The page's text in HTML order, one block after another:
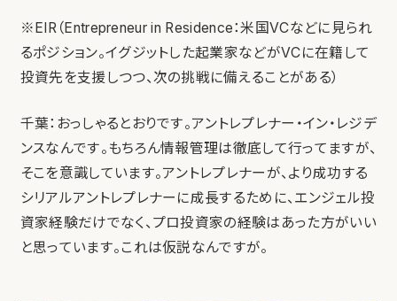
※EIR（Entrepreneur in Residence：米国VCなどに見られ
るポジション。イグジットした起業家などがVCに在籍して
投資先を支援しつつ、次の挑戦に備えることがある）
千葉：おっしゃるとおりです。アントレプレナー・イン・レジデ
ンスなんです。もちろん情報管理は徹底して行ってますが、
そこを意識しています。アントレプレナーが、より成功する
シリアルアントレプレナーに成長するために、エンジェル投
資家経験だけでなく、プロ投資家の経験はあった方がいい
と思っています。これは仮説なんですが。